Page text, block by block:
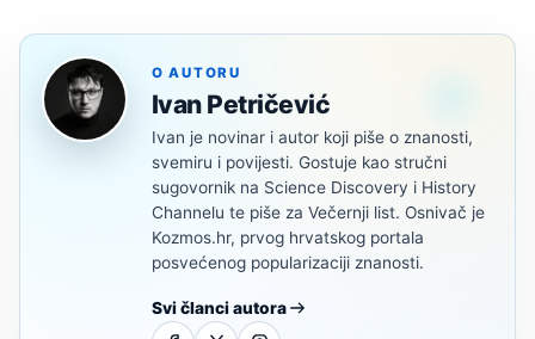
O AUTORU
Ivan Petričević
Ivan je novinar i autor koji piše o znanosti,
svemiru i povijesti. Gostuje kao stručni
sugovornik na Science Discovery i History
Channelu te piše za Večernji list. Osnivač je
Kozmos.hr, prvog hrvatskog portala
posvećenog popularizaciji znanosti.
Svi članci autora